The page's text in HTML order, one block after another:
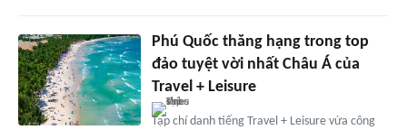
Phú Quốc thăng hạng trong top
đảo tuyệt vời nhất Châu Á của
Travel + Leisure
Tạp chí danh tiếng Travel + Leisure vừa công